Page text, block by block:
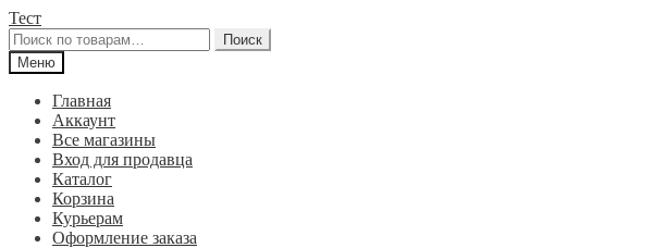
Перейти
к
навигации
Перейти
к
содержимому
Тест
Искать:
Поиск
Меню
Главная
Аккаунт
Все магазины
Вход для продавца
Каталог
Корзина
Курьерам
Оформление заказа